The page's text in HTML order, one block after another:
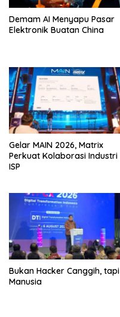
Demam AI Menyapu Pasar
Elektronik Buatan China
Gelar MAIN 2026, Matrix
Perkuat Kolaborasi Industri
ISP
Bukan Hacker Canggih, tapi
Manusia